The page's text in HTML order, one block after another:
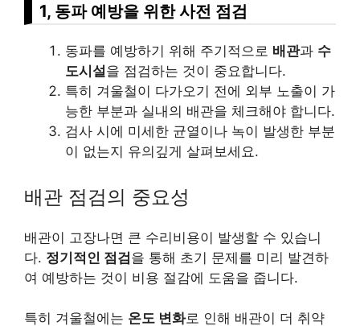
1, 동파 예방을 위한 사전 점검
동파를 예방하기 위해 주기적으로 배관과 수
도시설을 점검하는 것이 중요합니다.
특히 겨울철이 다가오기 전에 외부 노출이 가
능한 부분과 실내의 배관을 체크해야 합니다.
검사 시에 미세한 균열이나 녹이 발생한 부분
이 없는지 유의깊게 살펴보세요.
배관 점검의 중요성
배관이 고장나면 큰 수리비용이 발생할 수 있습니
다. 정기적인 점검을 통해 초기 문제를 미리 발견하
여 예방하는 것이 비용 절감에 도움을 줍니다.
특히 겨울철에는 온도 변화로 인해 배관이 더 취약